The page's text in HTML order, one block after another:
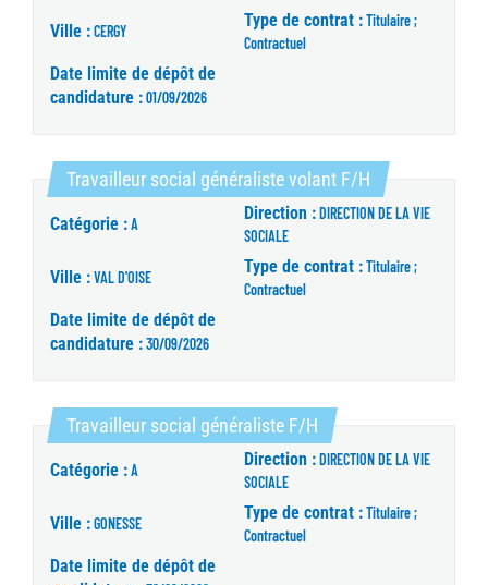
Ville :CERGY
Type de contrat :Titulaire ;
Contractuel
Date limite de dépôt de
candidature :01/09/2026
Travailleur social généraliste volant F/H (Nouvelle
Catégorie :A
Direction :DIRECTION DE LA VIE
SOCIALE
Ville :VAL D'OISE
Type de contrat :Titulaire ;
Contractuel
Date limite de dépôt de
candidature :30/09/2026
Travailleur social généraliste F/H (Nouvelle fenêtre)
Catégorie :A
Direction :DIRECTION DE LA VIE
SOCIALE
Ville :GONESSE
Type de contrat :Titulaire ;
Contractuel
Date limite de dépôt de